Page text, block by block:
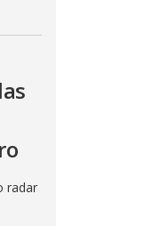
radar